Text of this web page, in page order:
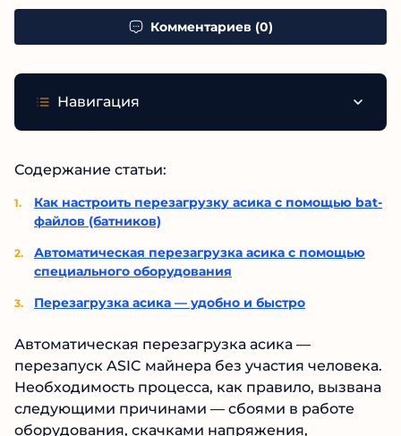
Комментариев (0)
Навигация
Содержание статьи:
Как настроить перезагрузку асика с помощью bat-
файлов (батников)
Автоматическая перезагрузка асика с помощью
специального оборудования
Перезагрузка асика — удобно и быстро
Автоматическая перезагрузка асика —
перезапуск ASIC майнера без участия человека.
Необходимость процесса, как правило, вызвана
следующими причинами — сбоями в работе
оборудования, скачками напряжения,